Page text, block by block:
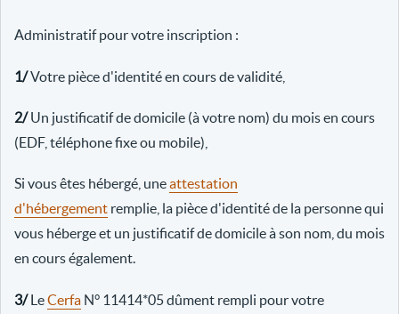
Administratif pour votre inscription :
1/Votre pièce d'identité en cours de validité,
2/Un justificatif de domicile (à votre nom) du mois en cours
(EDF, téléphone fixe ou mobile),
Si vous êtes hébergé, uneattestation
d'hébergement remplie, la pièce d'identité de la personne qui
vous héberge et un justificatif de domicile à son nom, du mois
en cours également.
3/LeCerfa N° 11414*05 dûment rempli pour votre